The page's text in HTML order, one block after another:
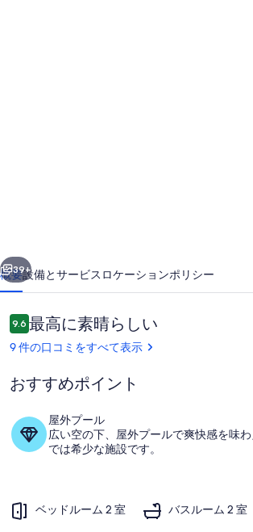
の
写
真
ギ
ャ
リ
ー
施設の敷地
39+
概要設備とサービス ロケーションポリシー
口
コ
ミ
9.610段階中9.6
最高に素晴らしい
9 件の口コミをすべて表示
おすすめポイント
屋外プール
広い空の下、屋外プールで爽快感を味
では希少な施設です。
ベッドルーム 2 室 バスルーム 2 室